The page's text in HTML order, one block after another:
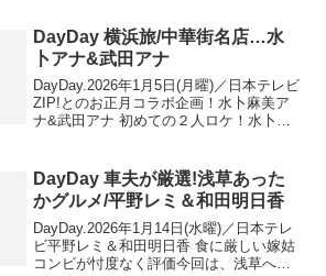
年 食リポの女王・坂田陽子(52...
DayDay 横浜旅/中華街名店…水
卜アナ&武田アナ
DayDay.2026年1月5日(月曜)／日本テレビ
ZIP!とのお正月コラボ企画！水卜麻美ア
ナ&武田アナ 初めての２人ロケ！水卜麻
田真一、南海キャンディーズ 山里亮...
DayDay 車夫が厳選!浅草あった
かグルメ/平野レミ＆和田明日香
DayDay.2026年1月14日(水曜)／日本テレ
ビ平野レミ＆和田明日香 食に厳しい嫁姑
コンビが忖度なく評価今回は、浅草へ！